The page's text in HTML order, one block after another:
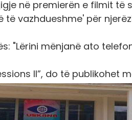
në premierën e filmit të
të vazhdueshme' për
"Lërini mënjanë ato
II”, do të publikohet